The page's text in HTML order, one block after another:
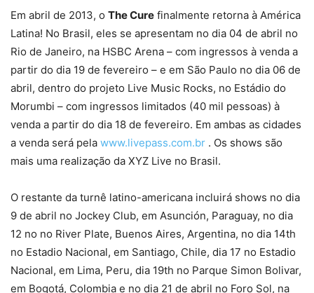
Em abril de 2013, o The Cure finalmente retorna à América
Latina! No Brasil, eles se apresentam no dia 04 de abril no
Rio de Janeiro, na HSBC Arena – com ingressos à venda a
partir do dia 19 de fevereiro – e em São Paulo no dia 06 de
abril, dentro do projeto Live Music Rocks, no Estádio do
Morumbi – com ingressos limitados (40 mil pessoas) à
venda a partir do dia 18 de fevereiro. Em ambas as cidades
a venda será pela www.livepass.com.br . Os shows são
mais uma realização da XYZ Live no Brasil.
O restante da turnê latino-americana incluirá shows no dia
9 de abril no Jockey Club, em Asunción, Paraguay, no dia
12 no no River Plate, Buenos Aires, Argentina, no dia 14th
no Estadio Nacional, em Santiago, Chile, dia 17 no Estadio
Nacional, em Lima, Peru, dia 19th no Parque Simon Bolivar,
em Bogotá, Colombia e no dia 21 de abril no Foro Sol, na